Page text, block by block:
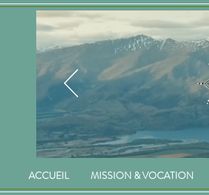
ACCUEIL MISSION & VOCATION